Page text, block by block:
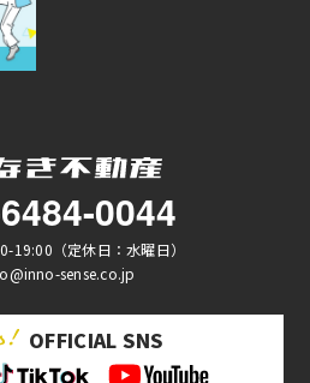
0044
19:00（定休日：水曜日）
sense.co.jp
OFFICIAL SNS